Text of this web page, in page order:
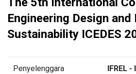
Engineering Design and
Sustainability ICEDES
Penyelenggara
IFREL